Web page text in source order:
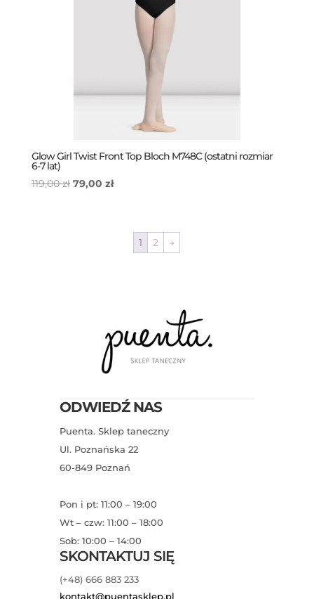
Glow Girl Twist Front Top Bloch M748C (ostatni rozmiar
6-7 lat)
119,00zł Pierwotna
79,00 złAktualna
79,00 zł.
1
2 →
ODWIEDŹ NAS
Puenta. Sklep taneczny
Ul. Poznańska 22
60-849 Poznań
Pon i pt: 11:00 – 19:00
Wt – czw: 11:00 – 18:00
Sob: 10:00 – 14:00
SKONTAKTUJ SIĘ
(+48) 666 883 233
kontakt@puentasklep.pl